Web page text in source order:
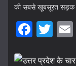
की सबसे खूबसूरत सड़क
F
c
T
itt ai